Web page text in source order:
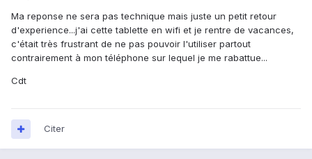
Ma reponse ne sera pas technique mais juste un petit retour
d'experience...j'ai cette tablette en wifi et je rentre de vacances,
c'était très frustrant de ne pas pouvoir l'utiliser partout
contrairement à mon téléphone sur lequel je me rabattue...
Cdt
Citer